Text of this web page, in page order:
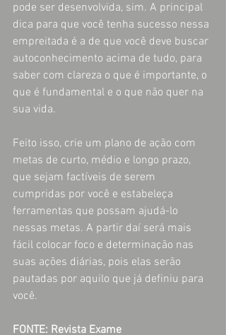
pode ser desenvolvida, sim. A principal
dica para que você tenha sucesso nessa
empreitada é a de que você deve buscar
autoconhecimento acima de tudo, para
saber com clareza o que é importante, o
que é fundamental e o que não quer na
sua vida.
Feito isso, crie um plano de ação com
metas de curto, médio e longo prazo,
que sejam factíveis de serem
cumpridas por você e estabeleça
ferramentas que possam ajudá-lo
nessas metas. A partir daí será mais
fácil colocar foco e determinação nas
suas ações diárias, pois elas serão
pautadas por aquilo que já definiu para
você.
FONTE: Revista Exame